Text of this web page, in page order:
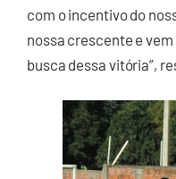
com o incentivo do
nossa crescente e
busca dessa vitória”,